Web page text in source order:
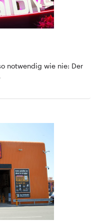
notwendig wie nie: Der